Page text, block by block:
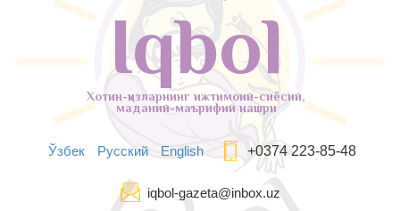
Iqbol
Хотин-қизларнинг ижтимоий-сиёсий,
маданий-маърифий нашри
Ўзбек Русский English +0374 223-85-48
iqbol-gazeta@inbox.uz